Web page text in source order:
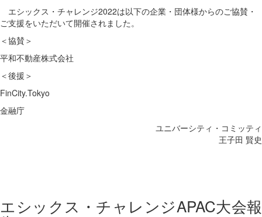
エシックス・チャレンジ2022は以下の企業・団体様からのご協賛・
ご支援をいただいて開催されました。
＜協賛＞
平和不動産株式会社
＜後援＞
FinCity.Tokyo
金融庁
ユニバーシティ・コミッティ
王子田 賢史
エシックス・チャレンジAPAC大会報